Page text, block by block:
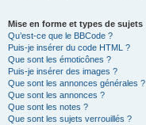
Mise en forme et types de sujets
Qu’est-ce que le BBCode ?
Puis-je insérer du code HTML ?
Que sont les émoticônes ?
Puis-je insérer des images ?
Que sont les annonces générales ?
Que sont les annonces ?
Que sont les notes ?
Que sont les sujets verrouillés ?